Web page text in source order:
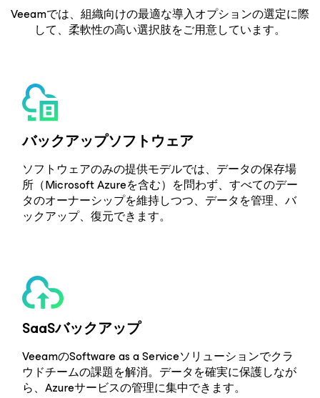
Veeamでは、組織向けの最適な導入オプションの選定に際
して、柔軟性の高い選択肢をご用意しています。
バックアップソフトウェア
ソフトウェアのみの提供モデルでは、データの保存場
所（Microsoft Azureを含む）を問わず、すべてのデー
タのオーナーシップを維持しつつ、データを管理、バ
ックアップ、復元できます。
SaaSバックアップ
VeeamのSoftware as a Serviceソリューションでクラ
ウドチームの課題を解消。データを確実に保護しなが
ら、Azureサービスの管理に集中できます。